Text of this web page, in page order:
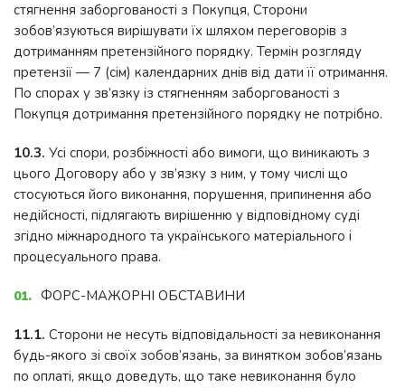
стягнення заборгованості з Покупця, Сторони
зобов’язуються вирішувати їх шляхом переговорів з
дотриманням претензійного порядку. Термін розгляду
претензії — 7 (сім) календарних днів від дати її отримання.
По спорах у зв’язку із стягненням заборгованості з
Покупця дотримання претензійного порядку не потрібно.
10.3. Усі спори, розбіжності або вимоги, що виникають з
цього Договору або у зв’язку з ним, у тому числі що
стосуються його виконання, порушення, припинення або
недійсності, підлягають вирішенню у відповідному суді
згідно міжнародного та українського матеріального і
процесуального права.
ФОРС-МАЖОРНІ ОБСТАВИНИ
11.1. Сторони не несуть відповідальності за невиконання
будь-якого зі своїх зобов’язань, за винятком зобов’язань
по оплаті, якщо доведуть, що таке невиконання було